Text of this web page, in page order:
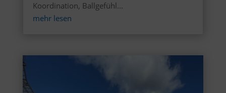
Koordination, Ballgefühl...
mehr lesen